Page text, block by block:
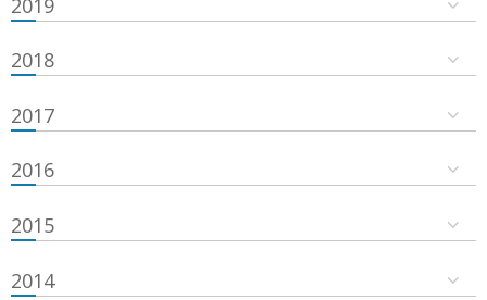
2018
2017
2016
2015
2014